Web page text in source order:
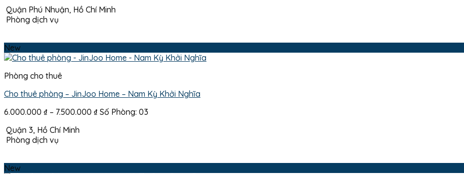
Quận Phú Nhuận, Hồ Chí Minh
Phòng dịch vụ
New
Phòng cho thuê
Cho thuê phòng – JinJoo Home – Nam Kỳ Khởi Nghĩa
6.000.000 ₫ – 7.500.000 ₫Khoảng
7.500.000 ₫
Số Phòng: 03
Quận 3, Hồ Chí Minh
Phòng dịch vụ
New